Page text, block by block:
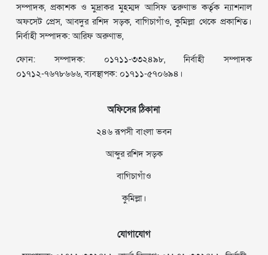
সম্পাদক, প্রকাশক ও মুদ্রাকর মুহম্মদ আসিফ তরুণাভ কর্তৃক ন্যাশনাল
অফসেট প্রেস, আবদুর রশিদ সড়ক, বাগিচাগাঁও, কুমিল্লা থেকে প্রকাশিত।
নির্বাহী সম্পাদক: আরিফ অরুণাভ,
ফোন: সম্পাদক: ০১৭১১-৩৩২৪৯৮, নির্বাহী সম্পাদক
০১৭১২-৭৬৭৮৬৬৬, ব্যবস্থাপক: ০১৭১১-৫৭০৬৯৪।
অফিসের ঠিকানা
২৪৬ রূপসী বাংলা ভবন
আব্দুর রশিদ সড়ক
বাগিচাগাঁও
কুমিল্লা।
যোগাযোগ